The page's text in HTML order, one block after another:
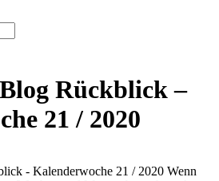
Rückblick –
21 / 2020
Wenn